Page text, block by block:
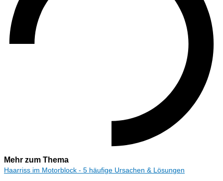
Mehr zum Thema
Haarriss im Motorblock - 5 häufige Ursachen & Lösungen